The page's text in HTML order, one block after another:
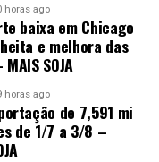
horas ago
baixa em Chicago
e melhora das
SOJA
horas ago
de 7,591 mi
de 1/7 a 3/8 –